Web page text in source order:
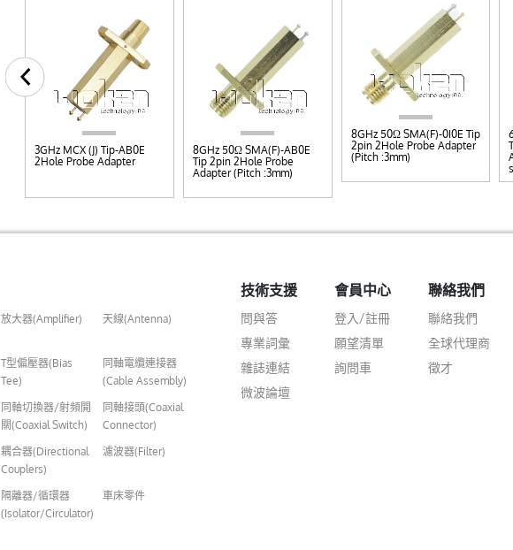
3GHz MCX (J) Tip-AB0E
2Hole Probe Adapter
8GHz 50Ω SMA(F)-AB0E
Tip 2pin 2Hole Probe
Adapter (Pitch :3mm)
8GHz 50Ω SMA(F)-0I0E Tip
2pin 2Hole Probe Adapter
(Pitch :3mm)
放大器(Amplifier) 天線(Antenna)
T型偏壓器(Bias
Tee)
同軸電纜連接器
(Cable Assembly)
同軸切換器/射頻開
關(Coaxial Switch)
同軸接頭(Coaxial
Connector)
耦合器(Directional
Couplers)
濾波器(Filter)
隔離器/循環器
(Isolator/Circulator)
車床零件
技術支援
問與答
專業詞彙
雜誌連結
微波論壇
會員中心
登入/註冊
願望清單
詢問車
聯絡我們
聯絡我們
全球代理商
徵才